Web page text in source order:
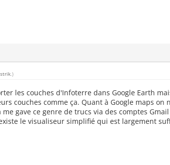
.)
les couches d'Infoterre dans Google Earth
couches comme ça. Quant à Google maps on
gave ce genre de trucs via des comptes
le visualiseur simplifié qui est largement